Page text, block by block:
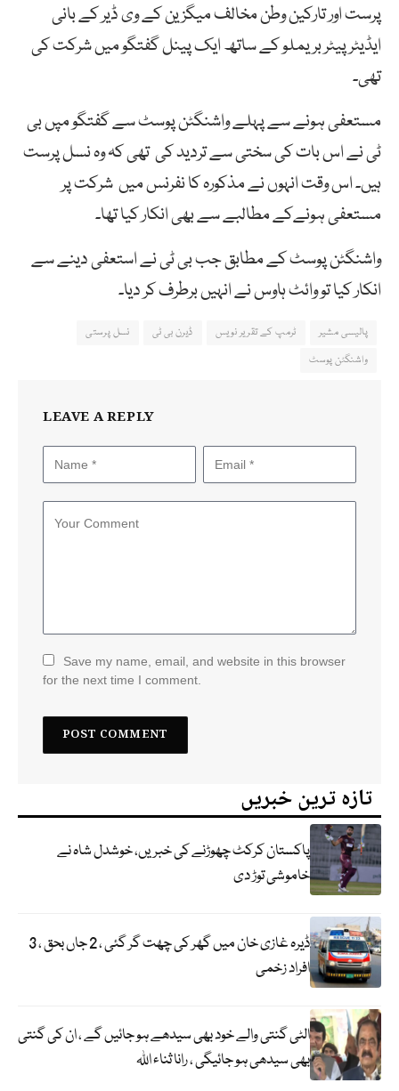
پرست اور تارکین وطن مخالف میگزین کے وی ڈیر کے بانی
ایڈیٹر پیٹر بریملو کے ساتھ ایک پینل گفتگو میں شرکت کی
تھی۔
مستعفی ہونے سے پہلے واشنگٹن پوسٹ سے گفتگو مپں بی
ٹی نے اس بات کی سختی سے تردید کی تھی کہ وہ نسل پرست
ہیں۔ اس وقت انہوں نے مذکورہ کا نفرنس میں شرکت پر
مستعفی ہونےکے مطالبے سے بھی انکار کیا تھا۔
واشنگٹن پوسٹ کے مطابق جب بی ٹی نے استعفی دینے سے
انکار کیا تو وائٹ ہاوس نے انہیں برطرف کر دیا۔
پالیسی مشیر ٹرمپ کے تقریر نویس ڈیرن بی ٹی
نسل پرستی
واشنگٹن پوسٹ
LEAVE A REPLY
Save my name, email, and website in this browser
for the next time I comment.
تازہ ترین خبریں
پاکستان کرکٹ چھوڑنے کی خبریں، خوشدل شاہ نے
خاموشی توڑ دی
ڈیرہ غازی خان میں گھر کی چھت گر گئی ، 2 جاں بحق ، 3
افراد زخمی
الٹی گنتی والے خود بھی سیدھے ہو جائیں گے ، ان کی گنتی
بھی سیدھی ہو جائیگی ، رانا ثناء اللہ